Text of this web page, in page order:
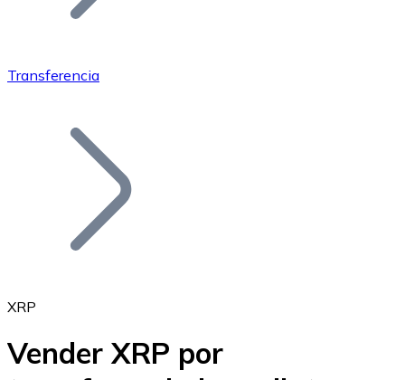
Bitcoin
Transferencia
XRP
Vender XRP por